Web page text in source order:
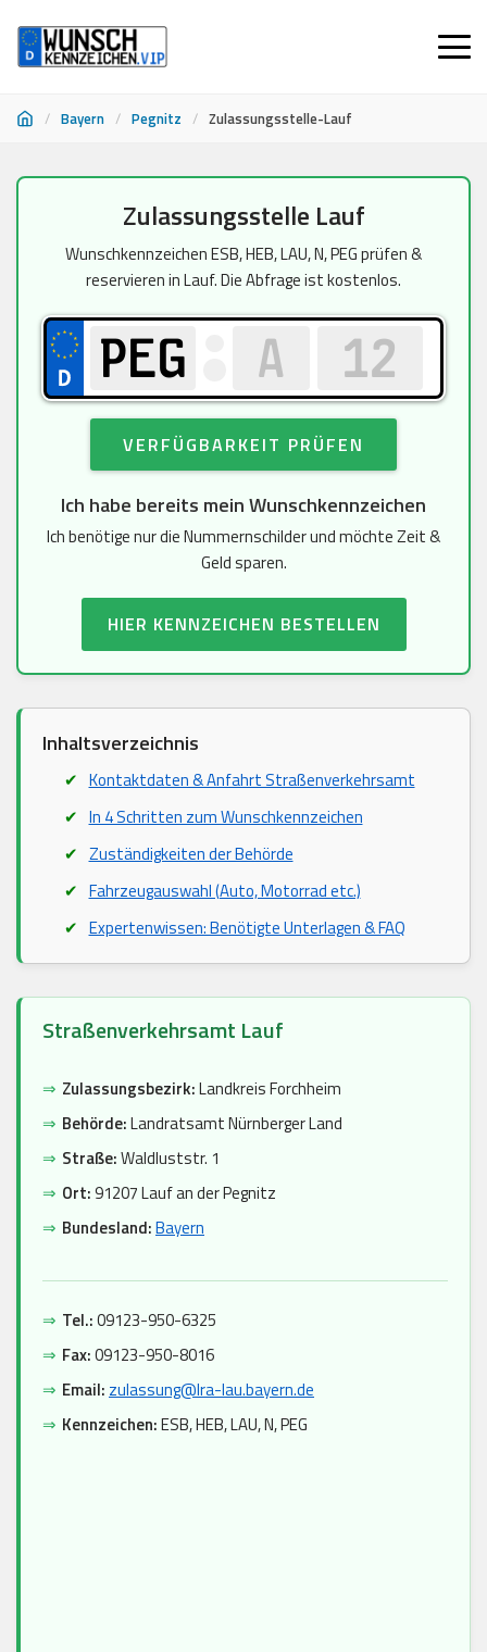
/ Bayern / Pegnitz / Zulassungsstelle-Lauf
springen
Zulassungsstelle Lauf
Wunschkennzeichen ESB, HEB, LAU, N, PEG prüfen &
reservieren in Lauf. Die Abfrage ist kostenlos.
VERFÜGBARKEIT PRÜFEN
Ich habe bereits mein Wunschkennzeichen
Ich benötige nur die Nummernschilder und möchte Zeit &
Geld sparen.
HIER KENNZEICHEN BESTELLEN
Inhaltsverzeichnis
Kontaktdaten & Anfahrt Straßenverkehrsamt
In 4 Schritten zum Wunschkennzeichen
Zuständigkeiten der Behörde
Fahrzeugauswahl (Auto, Motorrad etc.)
Expertenwissen: Benötigte Unterlagen & FAQ
Straßenverkehrsamt Lauf
⇒ Zulassungsbezirk:Landkreis Forchheim
⇒ Behörde:Landratsamt Nürnberger Land
⇒ Straße:Waldluststr. 1
⇒ Ort:91207 Lauf an der Pegnitz
⇒ Bundesland:Bayern
⇒ Tel.:09123-950-6325
⇒ Fax:09123-950-8016
⇒ Email: zulassung@lra-lau.bayern.de
⇒ Kennzeichen:ESB, HEB, LAU, N, PEG